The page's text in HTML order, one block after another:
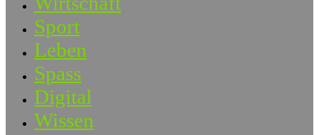
Sport
Leben
Spass
Digital
Wissen